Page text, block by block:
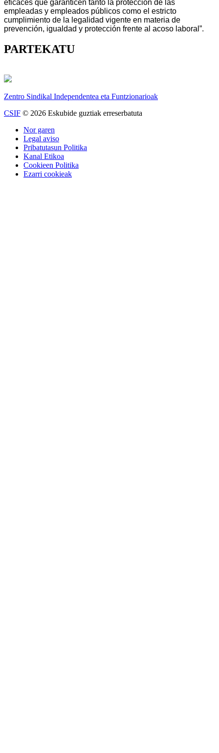
eficaces que garanticen tanto la protección de las
empleadas y empleados públicos como el estricto
cumplimiento de la legalidad vigente en materia de
prevención, igualdad y protección frente al acoso laboral”.
PARTEKATU
Zentro Sindikal Independentea eta Funtzionarioak
CSIF © 2026 Eskubide guztiak erreserbatuta
Nor garen
Legal aviso
Pribatutasun Politika
Kanal Etikoa
Cookieen Politika
Ezarri cookieak